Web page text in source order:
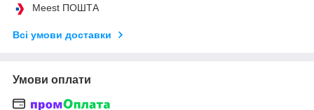
Meest ПОШТА
Всі умови доставки
Умови оплати